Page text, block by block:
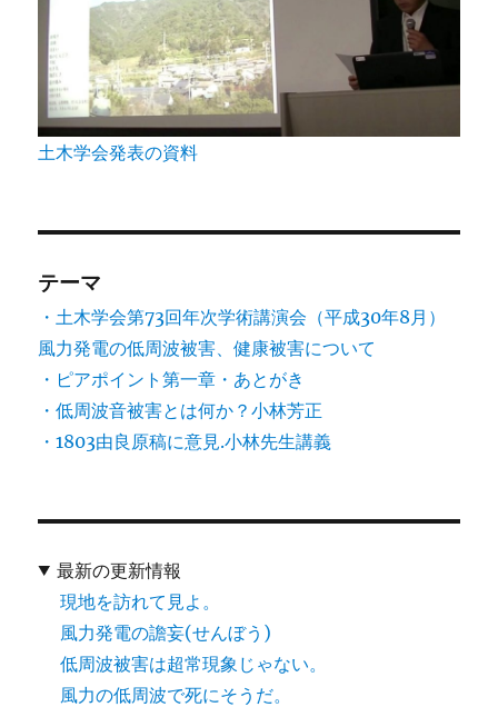
土木学会発表の資料
テーマ
・土木学会第73回年次学術講演会（平成30年8月）
風力発電の低周波被害、健康被害について
・ピアポイント第一章・あとがき
・低周波音被害とは何か？小林芳正
・1803由良原稿に意見.小林先生講義
最新の更新情報
現地を訪れて見よ。
風力発電の譫妄(せんぼう)
低周波被害は超常現象じゃない。
風力の低周波で死にそうだ。